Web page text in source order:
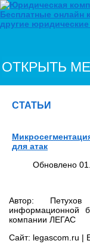
ОТКРЫТЬ
СТАТЬИ
для атак
Обновлено
Автор:
информационной
компании ЛЕГАС
Сайт: legascom.ru |